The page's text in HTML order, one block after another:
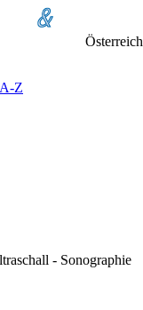
Österreich
Z
- Sonographie